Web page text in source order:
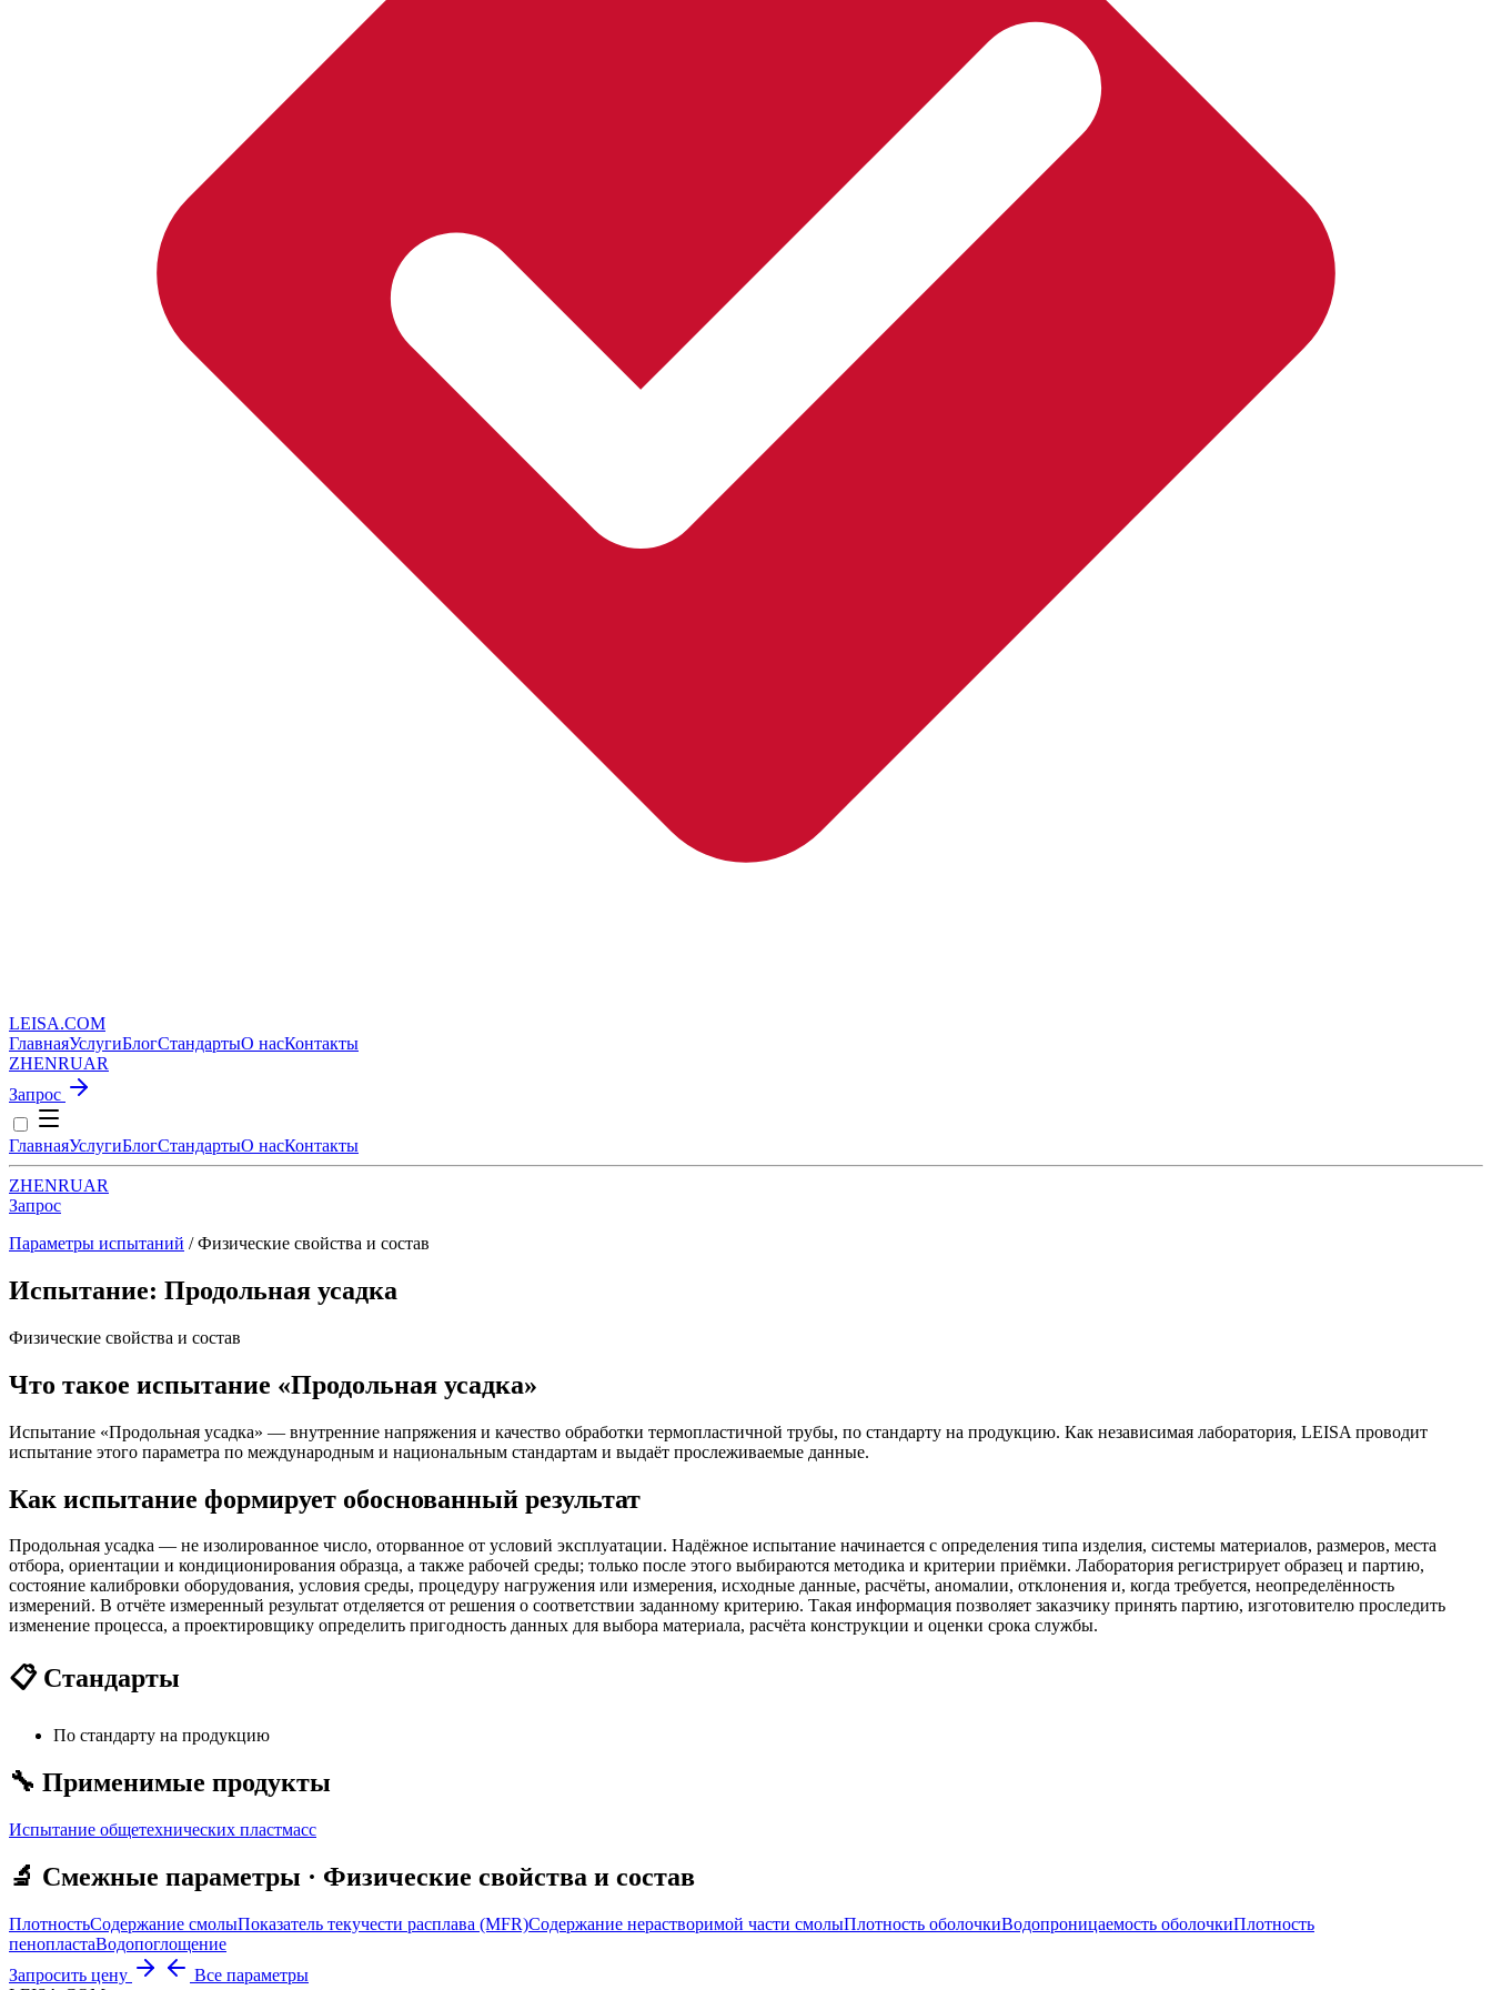
LEISA.COM
ГлавнаяУслугиБлогСтандартыО насКонтакты
ZHENRUAR
Запрос
ГлавнаяУслугиБлогСтандартыО насКонтакты
ZHENRUAR
Запрос
Параметры испытаний / Физические свойства и состав
Испытание: Продольная усадка
Физические свойства и состав
Что такое испытание «Продольная усадка»
Испытание «Продольная усадка» — внутренние напряжения и качество обработки термопластичной трубы, по стандарту на продукцию. Как независимая лаборатория, LEISA проводит
испытание этого параметра по международным и национальным стандартам и выдаёт прослеживаемые данные.
Как испытание формирует обоснованный результат
Продольная усадка — не изолированное число, оторванное от условий эксплуатации. Надёжное испытание начинается с определения типа изделия, системы материалов, размеров, места
отбора, ориентации и кондиционирования образца, а также рабочей среды; только после этого выбираются методика и критерии приёмки. Лаборатория регистрирует образец и партию,
состояние калибровки оборудования, условия среды, процедуру нагружения или измерения, исходные данные, расчёты, аномалии, отклонения и, когда требуется, неопределённость
измерений. В отчёте измеренный результат отделяется от решения о соответствии заданному критерию. Такая информация позволяет заказчику принять партию, изготовителю проследить
изменение процесса, а проектировщику определить пригодность данных для выбора материала, расчёта конструкции и оценки срока службы.
📋 Стандарты
По стандарту на продукцию
🔧 Применимые продукты
Испытание общетехнических пластмасс
🔬 Смежные параметры · Физические свойства и состав
ПлотностьСодержание смолыПоказатель текучести расплава (MFR)Содержание нерастворимой части смолыПлотность оболочкиВодопроницаемость оболочкиПлотность
пенопластаВодопоглощение
Запросить цену
Все параметры